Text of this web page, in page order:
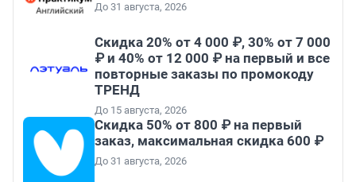
До 31 августа, 2026
Скидка 20% от 4 000 ₽, 30% от 7 000
₽ и 40% от 12 000 ₽ на первый и все
повторные заказы по промокоду
ТРЕНД
До 15 августа, 2026
Скидка 50% от 800 ₽ на первый
заказ, максимальная скидка 600 ₽
До 31 августа, 2026